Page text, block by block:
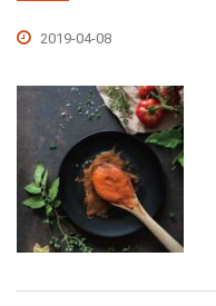
2019-04-08